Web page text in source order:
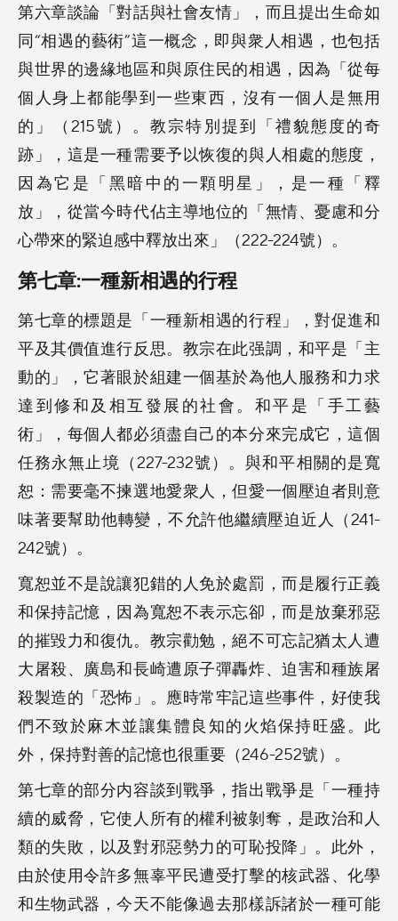
第六章談論「對話與社會友情」，而且提出生命如
同“相遇的藝術”這一概念，即與衆人相遇，也包括
與世界的邊緣地區和與原住民的相遇，因為「從每
個人身上都能學到一些東西，沒有一個人是無用
的」（215號）。教宗特別提到「禮貌態度的奇
跡」，這是一種需要予以恢復的與人相處的態度，
因為它是「黑暗中的一顆明星」，是一種「釋
放」，從當今時代佔主導地位的「無情、憂慮和分
心帶來的緊迫感中釋放出來」（222-224號）。
第七章:一種新相遇的行程
第七章的標題是「一種新相遇的行程」，對促進和
平及其價值進行反思。教宗在此强調，和平是「主
動的」，它著眼於組建一個基於為他人服務和力求
達到修和及相互發展的社會。和平是「手工藝
術」，每個人都必須盡自己的本分來完成它，這個
任務永無止境（227-232號）。與和平相關的是寬
恕：需要毫不揀選地愛衆人，但愛一個壓迫者則意
味著要幫助他轉變，不允許他繼續壓迫近人（241-
242號）。
寬恕並不是說讓犯錯的人免於處罰，而是履行正義
和保持記憶，因為寬恕不表示忘卻，而是放棄邪惡
的摧毀力和復仇。教宗勸勉，絕不可忘記猶太人遭
大屠殺、廣島和長崎遭原子彈轟炸、迫害和種族屠
殺製造的「恐怖」。應時常牢記這些事件，好使我
們不致於麻木並讓集體良知的火焰保持旺盛。此
外，保持對善的記憶也很重要（246-252號）。
第七章的部分内容談到戰爭，指出戰爭是「一種持
續的威脅，它使人所有的權利被剝奪，是政治和人
類的失敗，以及對邪惡勢力的可恥投降」。此外，
由於使用令許多無辜平民遭受打擊的核武器、化學
和生物武器，今天不能像過去那樣訴諸於一種可能